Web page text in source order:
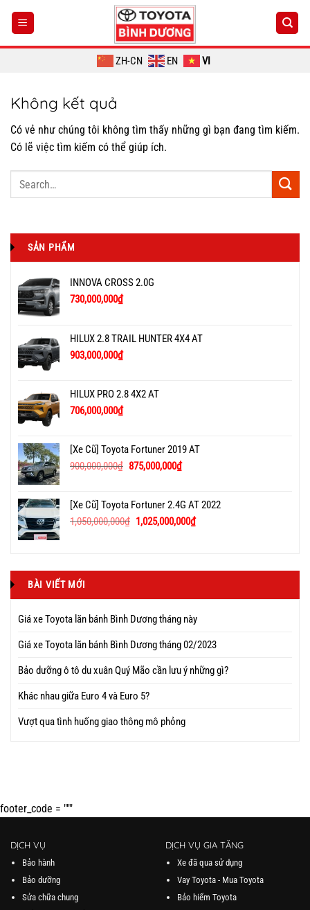
nội
ZH-CN EN VI
Không kết quả
Có vẻ như chúng tôi không tìm thấy những gì bạn đang tìm kiếm.
Có lẽ việc tìm kiếm có thể giúp ích.
SẢN PHẨM
INNOVA CROSS 2.0G
730,000,000₫
HILUX 2.8 TRAIL HUNTER 4X4 AT
903,000,000₫
HILUX PRO 2.8 4X2 AT
706,000,000₫
[Xe Cũ] Toyota Fortuner 2019 AT
900,000,000₫ 875,000,000₫
[Xe Cũ] Toyota Fortuner 2.4G AT 2022
1,050,000,000₫ 1,025,000,000₫
BÀI VIẾT MỚI
Giá xe Toyota lăn bánh Bình Dương tháng này
Giá xe Toyota lăn bánh Bình Dương tháng 02/2023
Bảo dưỡng ô tô du xuân Quý Mão cần lưu ý những gì?
Khác nhau giữa Euro 4 và Euro 5?
Vượt qua tình huống giao thông mô phỏng
footer_code = """
DỊCH VỤ
Bảo hành
Bảo dưỡng
Sửa chữa chung
DỊCH VỤ GIA TĂNG
Xe đã qua sử dụng
Vay Toyota - Mua Toyota
Bảo hiểm Toyota